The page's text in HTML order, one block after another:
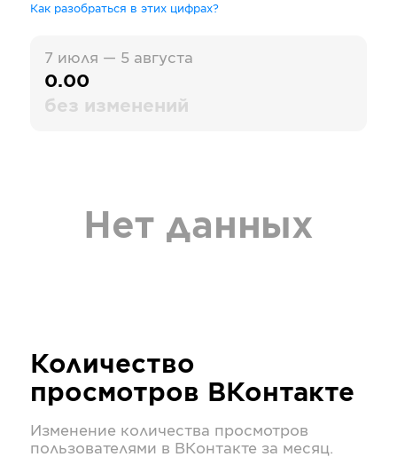
Как разобраться в этих цифрах?
7 июля — 5 августа
0.00
без изменений
Нет данных
Количество
просмотров ВКонтакте
Изменение количества просмотров
пользователями в ВКонтакте за месяц.